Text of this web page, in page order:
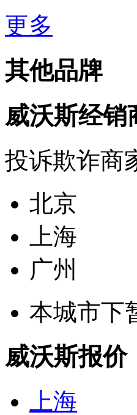
更多
其他品牌
威沃斯经销
投诉欺诈商
北京
上海
广州
本城市下
威沃斯报价
上海